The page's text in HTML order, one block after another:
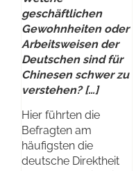
geschäftlichen
Gewohnheiten oder
Arbeitsweisen der
Deutschen sind für
Chinesen schwer zu
verstehen? […]
Hier führten die
Befragten am
häufigsten die
deutsche Direktheit